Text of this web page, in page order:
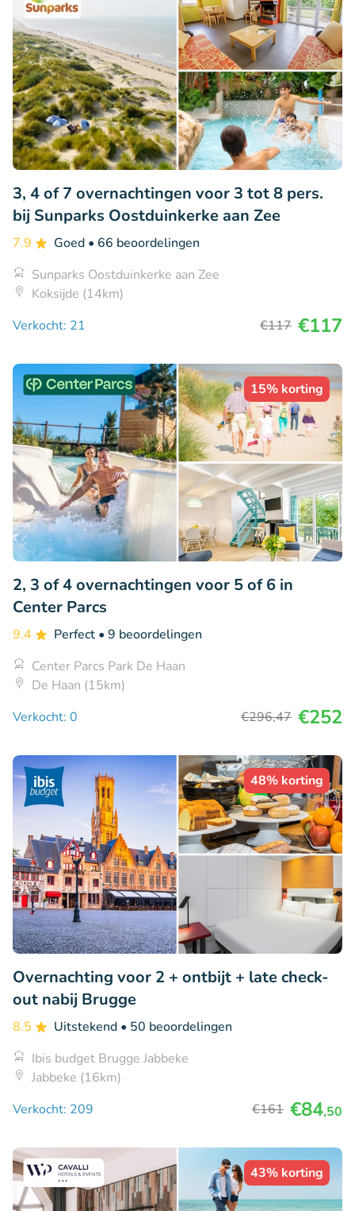
3, 4 of 7 overnachtingen voor 3 tot 8 pers.
bij Sunparks Oostduinkerke aan Zee
7.9 Goed • 66 beoordelingen
Sunparks Oostduinkerke aan Zee
Koksijde (14km)
Verkocht: 21
€117 €117
15% korting
2, 3 of 4 overnachtingen voor 5 of 6 in
Center Parcs
9.4 Perfect • 9 beoordelingen
Center Parcs Park De Haan
De Haan (15km)
Verkocht: 0
€296,47 €252
48% korting
Overnachting voor 2 + ontbijt + late check-
out nabij Brugge
8.5 Uitstekend • 50 beoordelingen
Ibis budget Brugge Jabbeke
Jabbeke (16km)
Verkocht: 209
€161 €84,50
43% korting